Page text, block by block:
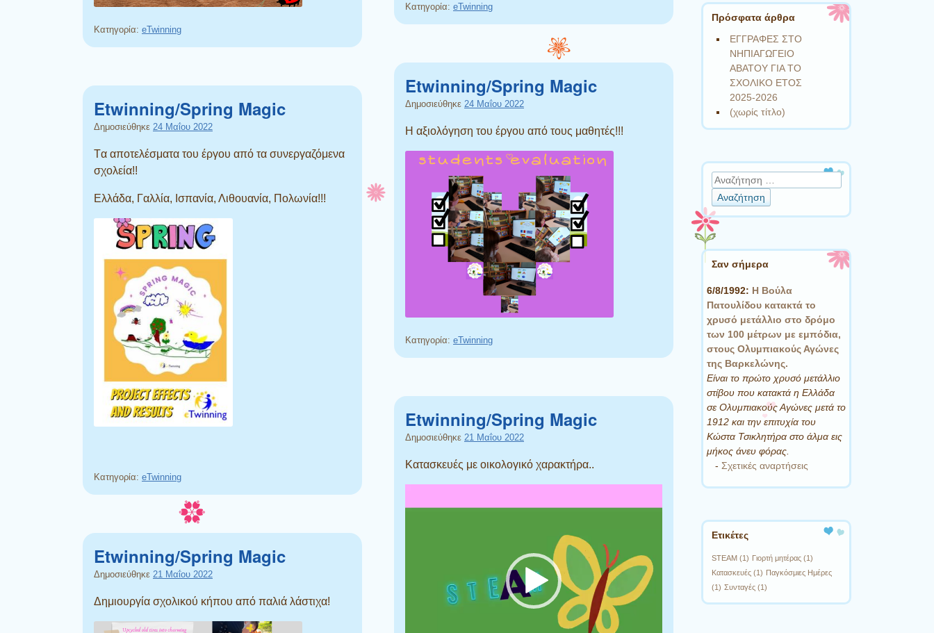
Κατηγορία: eTwinning
Κατηγορία: eTwinning
Etwinning/Spring Magic
Δημοσιεύθηκε 24 Μαΐου 2022
Η αξιολόγηση του έργου από τους μαθητές!!!
Κατηγορία: eTwinning
Etwinning/Spring Magic
Δημοσιεύθηκε 24 Μαΐου 2022
Tα αποτελέσματα του έργου από τα συνεργαζόμενα
σχολεία!!
Ελλάδα, Γαλλία, Ισπανία, Λιθουανία, Πολωνία!!!
Κατηγορία: eTwinning
Etwinning/Spring Magic
Δημοσιεύθηκε 21 Μαΐου 2022
Κατασκευές με οικολογικό χαρακτήρα..
Αναπαραγωγής
Etwinning/Spring Magic
Δημοσιεύθηκε 21 Μαΐου 2022
Δημιουργία σχολικού κήπου από παλιά λάστιχα!
Πρόσφατα άρθρα
ΕΓΓΡΑΦΕΣ ΣΤΟ
ΝΗΠΙΑΓΩΓΕΙΟ
ΑΒΑΤΟΥ ΓΙΑ ΤΟ
ΣΧΟΛΙΚΟ ΕΤΟΣ
2025-2026
(χωρίς τίτλο)
Αναζήτηση
Σαν σήμερα
6/8/1992: Η Βούλα
Πατουλίδου κατακτά το
χρυσό μετάλλιο στο δρόμο
των 100 μέτρων με εμπόδια,
στους Ολυμπιακούς Αγώνες
της Βαρκελώνης.
Είναι το πρώτο χρυσό μετάλλιο
στίβου που κατακτά η Ελλάδα
σε Ολυμπιακούς Αγώνες μετά το
1912 και την επιτυχία του
Κώστα Τσικλητήρα στο άλμα εις
μήκος άνευ φόρας.
- Σχετικές αναρτήσεις
Ετικέτες
STEAM (1) Γιορτή μητέρας (1)
Κατασκευές (1) Παγκόσμιες Ημέρες
(1) Συνταγές (1)